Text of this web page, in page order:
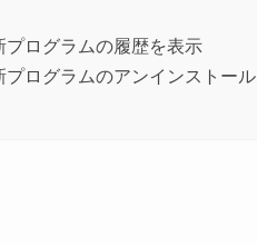
ログラムの履歴を表示
ログラムのアンインストール